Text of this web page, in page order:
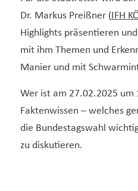
Dr. Markus Preißner (IFH
Highlights präsentieren
mit ihm Themen und
Manier und mit
Wer ist am 27.02.2025 um
Faktenwissen – welches
die Bundestagswahl
zu diskutieren.